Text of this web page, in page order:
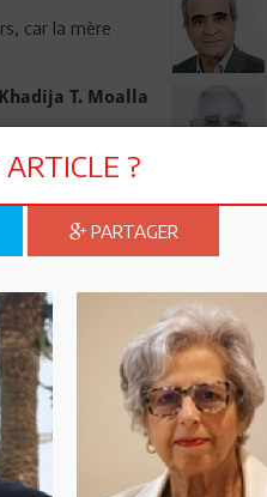
car la mère
Khadija T. Moalla
?
PARTAGER